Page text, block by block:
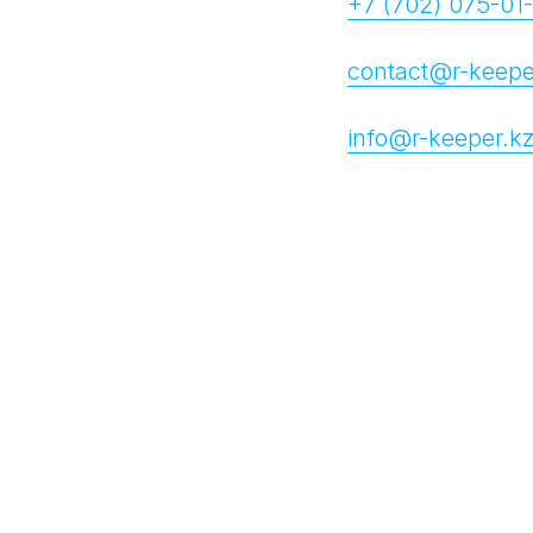
contact@r-
info@r-keeper.kz